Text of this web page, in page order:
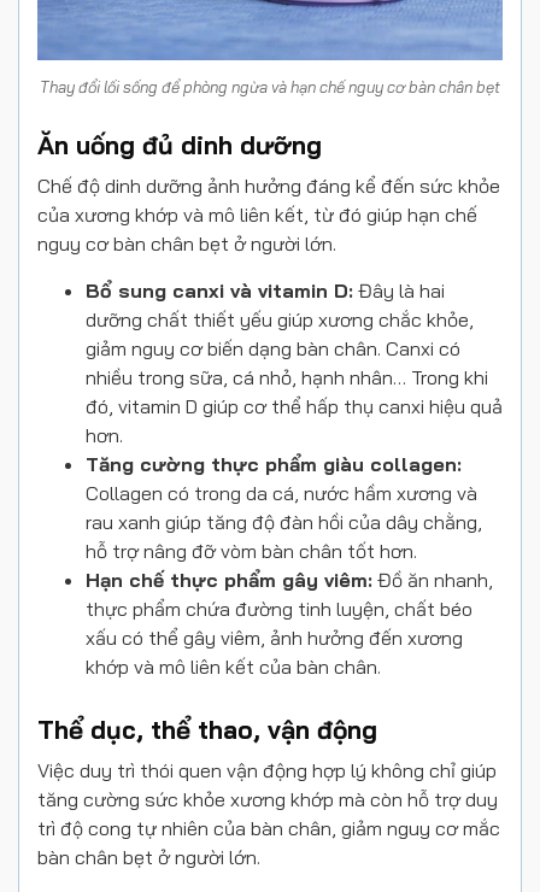
Thay đổi lối sống để phòng ngừa và hạn chế nguy cơ bàn chân bẹt
Ăn uống đủ dinh dưỡng
Chế độ dinh dưỡng ảnh hưởng đáng kể đến sức khỏe
của xương khớp và mô liên kết, từ đó giúp hạn chế
nguy cơ bàn chân bẹt ở người lớn.
Bổ sung canxi và vitamin D: Đây là hai
dưỡng chất thiết yếu giúp xương chắc khỏe,
giảm nguy cơ biến dạng bàn chân. Canxi có
nhiều trong sữa, cá nhỏ, hạnh nhân… Trong khi
đó, vitamin D giúp cơ thể hấp thụ canxi hiệu quả
hơn.
Tăng cường thực phẩm giàu collagen:
Collagen có trong da cá, nước hầm xương và
rau xanh giúp tăng độ đàn hồi của dây chằng,
hỗ trợ nâng đỡ vòm bàn chân tốt hơn.
Hạn chế thực phẩm gây viêm: Đồ ăn nhanh,
thực phẩm chứa đường tinh luyện, chất béo
xấu có thể gây viêm, ảnh hưởng đến xương
khớp và mô liên kết của bàn chân.
Thể dục, thể thao, vận động
Việc duy trì thói quen vận động hợp lý không chỉ giúp
tăng cường sức khỏe xương khớp mà còn hỗ trợ duy
trì độ cong tự nhiên của bàn chân, giảm nguy cơ mắc
bàn chân bẹt ở người lớn.